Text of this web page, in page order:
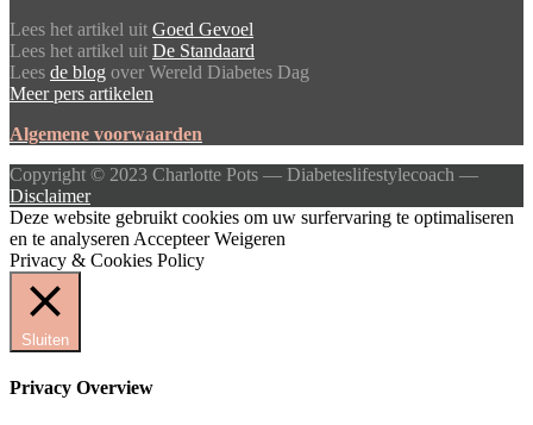
Lees het artikel uit Goed Gevoel
Lees het artikel uit De Standaard
Lees de blog over Wereld Diabetes Dag
Meer pers artikelen
Algemene voorwaarden
Copyright © 2023 Charlotte Pots — Diabeteslifestylecoach —
Disclaimer
Deze website gebruikt cookies om uw surfervaring te optimaliseren
en te analyseren Accepteer Weigeren
Privacy & Cookies Policy
Sluiten
Privacy Overview